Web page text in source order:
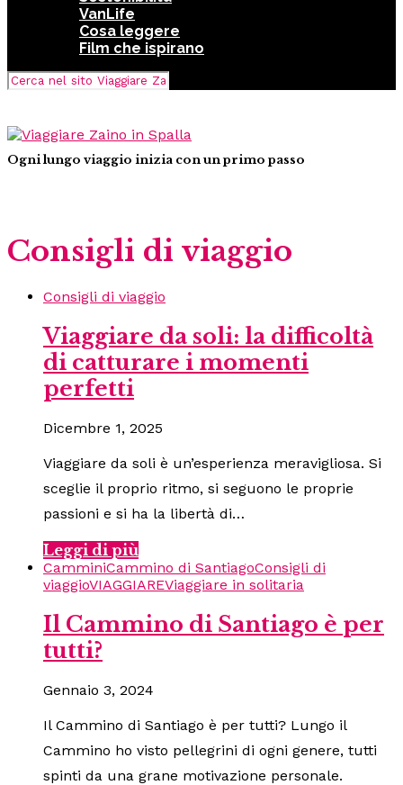
VanLife
Cosa leggere
Film che ispirano
Ogni lungo viaggio inizia con un primo passo
Consigli di viaggio
Consigli di viaggio
Viaggiare da soli: la difficoltà
di catturare i momenti
perfetti
Dicembre 1, 2025
Viaggiare da soli è un’esperienza meravigliosa. Si
sceglie il proprio ritmo, si seguono le proprie
passioni e si ha la libertà di…
Leggi di più
CamminiCammino di SantiagoConsigli di
viaggioVIAGGIAREViaggiare in solitaria
Il Cammino di Santiago è per
tutti?
Gennaio 3, 2024
Il Cammino di Santiago è per tutti? Lungo il
Cammino ho visto pellegrini di ogni genere, tutti
spinti da una grane motivazione personale.